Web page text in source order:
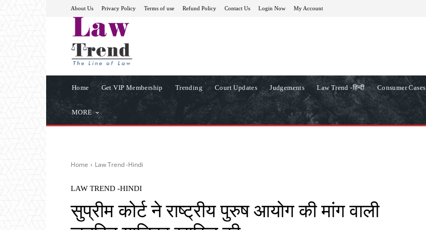
About Us Privacy Policy Terms of use Refund Policy Contact Us Login Now My Account
Home Get VIP Membership Trending Court Updates Judgements Law Trend -हिन्दी Consumer Cases
MORE
Home Law Trend -Hindi
LAW TREND -HINDI
सुप्रीम कोर्ट ने राष्ट्रीय पुरुष आयोग की मांग वाली